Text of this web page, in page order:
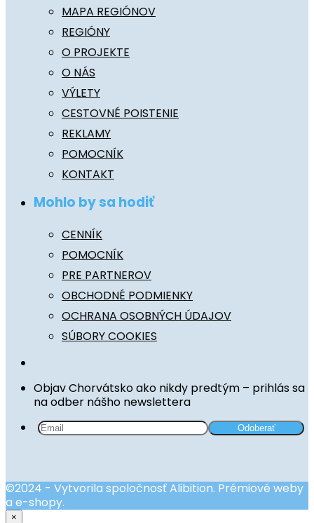
MAPA REGIÓNOV
REGIÓNY
O PROJEKTE
O NÁS
VÝLETY
CESTOVNÉ POISTENIE
REKLAMY
POMOCNÍK
KONTAKT
Mohlo by sa hodiť
CENNÍK
POMOCNÍK
PRE PARTNEROV
OBCHODNÉ PODMIENKY
OCHRANA OSOBNÝCH ÚDAJOV
SÚBORY COOKIES
Objav Chorvátsko ako nikdy predtým – prihlás sa
na odber nášho newslettera
©2024 - Vytvorila spoločnosť Alibition. Prémiové weby
a e-shopy.
×